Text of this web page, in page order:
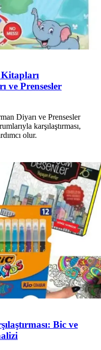
ve Prensesler
Diyarı ve Prensesler
karşılaştırması,
olur.
Bic ve